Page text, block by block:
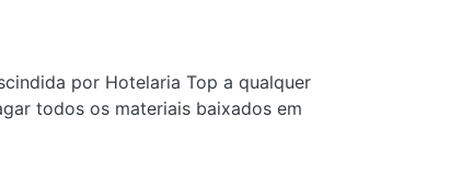
por Hotelaria Top a qualquer
todos os materiais baixados em